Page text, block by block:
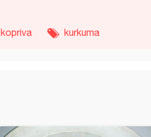
kopriva kurkuma